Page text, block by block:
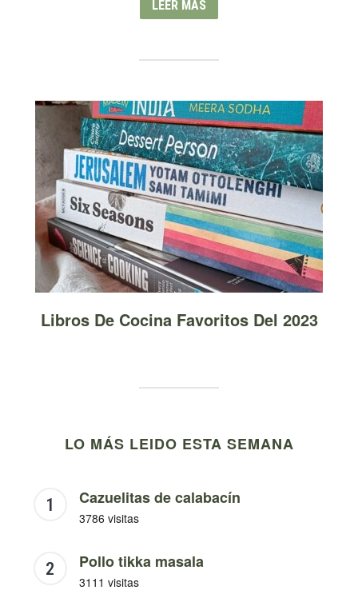
LEER MÁS
Libros De Cocina Favoritos Del 2023
LO MÁS LEIDO ESTA SEMANA
Cazuelitas de calabacín
3786 visitas
Pollo tikka masala
3111 visitas